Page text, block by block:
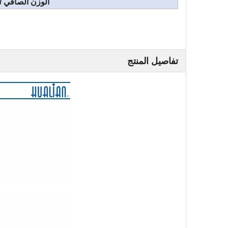
الوزن
تفاصيل المنتج